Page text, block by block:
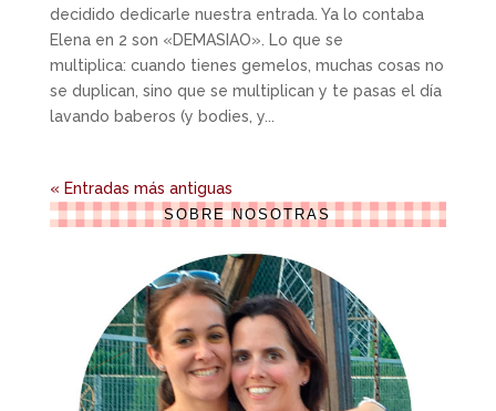
decidido dedicarle nuestra entrada. Ya lo contaba
Elena en 2 son «DEMASIAO». Lo que se
multiplica: cuando tienes gemelos, muchas cosas no
se duplican, sino que se multiplican y te pasas el día
lavando baberos (y bodies, y...
« Entradas más antiguas
SOBRE NOSOTRAS